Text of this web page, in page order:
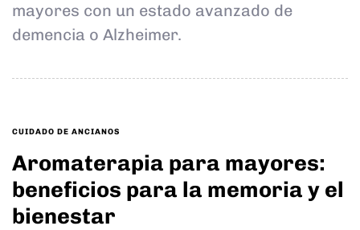
mayores con un estado avanzado de
demencia o Alzheimer.
TAGS
CUIDADO DE ANCIANOS
Aromaterapia para mayores:
beneficios para la memoria y el
bienestar